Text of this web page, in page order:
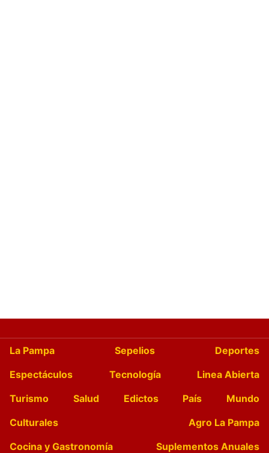
La Pampa Sepelios
Deportes
Espectáculos
Tecnología
Linea Abierta
Turismo
Salud Edictos País
Mundo
Culturales
Agro La Pampa
Cocina y Gastronomía
Suplementos Anuales